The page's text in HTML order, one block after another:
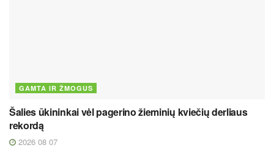
GAMTA IR ŽMOGUS
Šalies ūkininkai vėl pagerino žieminių kviečių derliaus
rekordą
2026 08 07